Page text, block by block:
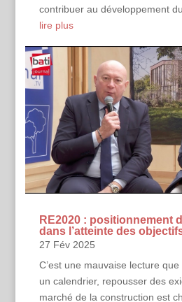
contribuer au développement
lire plus
RE2020 : positionnement
dans l’atteinte des
27 Fév 2025
C’est une mauvaise lecture
un calendrier, repousser des
marché de la construction est